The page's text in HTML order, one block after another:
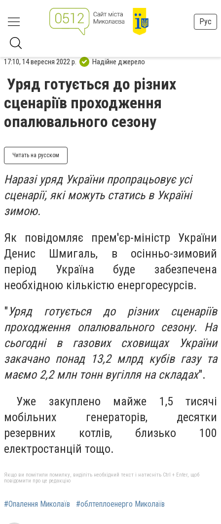
Рус
17:10, 14 вересня 2022 р. Надійне джерело
Уряд готується до різних
сценаріїв проходження
опалювального сезону
Читать на русском
Наразі уряд України пропрацьовує усі
сценарії, які можуть статись в Україні
зимою.
Як повідомляє прем'єр-міністр України
Денис Шмигаль, в осінньо-зимовий
період Україна буде забезпечена
необхідною кількістю енергоресурсів.
"Уряд готується до різних сценаріїв
проходження опалювального сезону. На
сьогодні в газових сховищах України
закачано понад 13,2 млрд кубів газу та
маємо 2,2 млн тонн вугілля на складах".
Уже закуплено майже 1,5 тисячі
мобільних генераторів, десятки
резервних котлів, близько 100
електростанцій тощо.
Якщо ви помітили помилку, виділіть необхідний текст і натисніть Ctrl + Enter, щоб
повідомити про це редакцію
#Опалення Миколаїв #облтеплоенерго Миколаїв